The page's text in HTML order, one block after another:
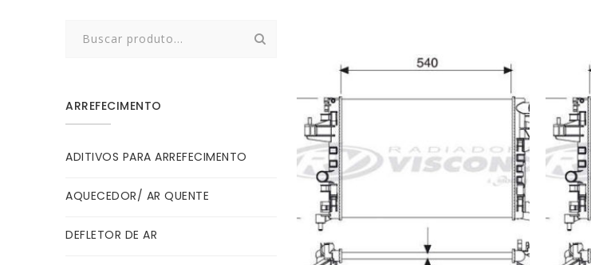
ARREFECIMENTO
ADITIVOS PARA ARREFECIMENTO
AQUECEDOR/ AR QUENTE
DEFLETOR DE AR